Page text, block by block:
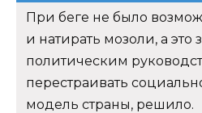
При беге не было
и натирать мозоли, а это
политическим
перестраивать
модель страны, решило.